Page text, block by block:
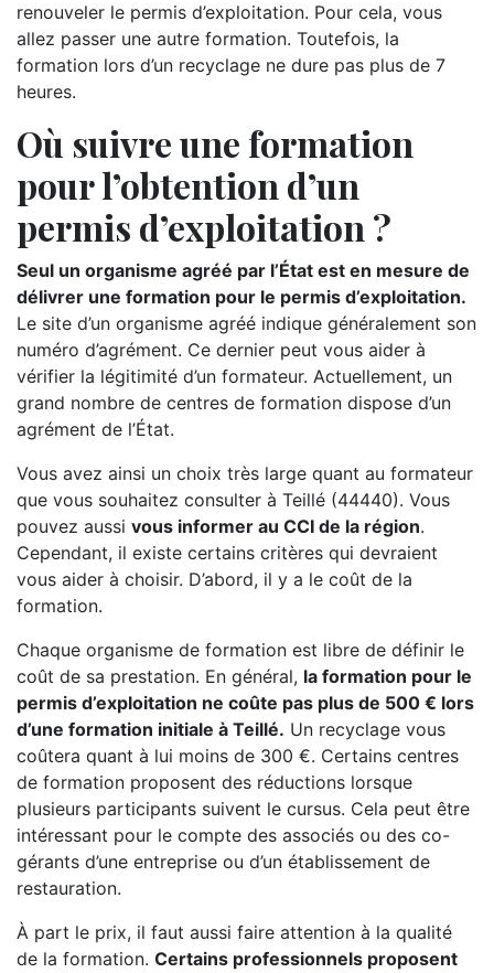
renouveler le permis d’exploitation. Pour cela, vous
allez passer une autre formation. Toutefois, la
formation lors d’un recyclage ne dure pas plus de 7
heures.
Où suivre une formation
pour l’obtention d’un
permis d’exploitation ?
Seul un organisme agréé par l’État est en mesure de
délivrer une formation pour le permis d’exploitation.
Le site d’un organisme agréé indique généralement son
numéro d’agrément. Ce dernier peut vous aider à
vérifier la légitimité d’un formateur. Actuellement, un
grand nombre de centres de formation dispose d’un
agrément de l’État.
Vous avez ainsi un choix très large quant au formateur
que vous souhaitez consulter à Teillé (44440). Vous
pouvez aussi vous informer au CCI de la région.
Cependant, il existe certains critères qui devraient
vous aider à choisir. D’abord, il y a le coût de la
formation.
Chaque organisme de formation est libre de définir le
coût de sa prestation. En général, la formation pour le
permis d’exploitation ne coûte pas plus de 500 € lors
d’une formation initiale à Teillé. Un recyclage vous
coûtera quant à lui moins de 300 €. Certains centres
de formation proposent des réductions lorsque
plusieurs participants suivent le cursus. Cela peut être
intéressant pour le compte des associés ou des co-
gérants d’une entreprise ou d’un établissement de
restauration.
À part le prix, il faut aussi faire attention à la qualité
de la formation. Certains professionnels proposent